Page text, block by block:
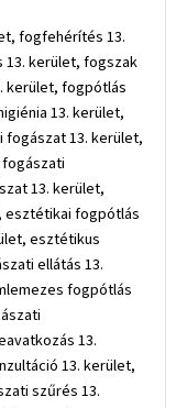
fogfehérítés 13.
kerület, fogszak
kerület, fogpótlás
13. kerület,
13. kerület,
13. kerület,
esztétikai fogpótlás
esztétikus
ellátás 13.
fogpótlás
13.
13. kerület,
szűrés 13.